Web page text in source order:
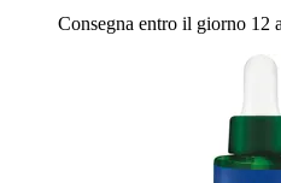
Consegna entro il giorno 12